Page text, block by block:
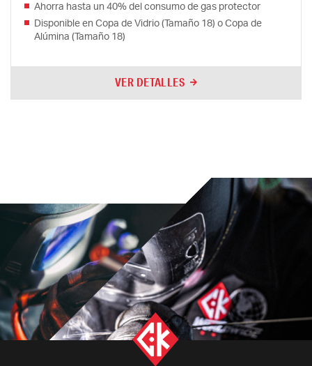
Ahorra hasta un 40% del consumo de gas protector
Disponible en Copa de Vidrio (Tamaño 18) o Copa de
Alúmina (Tamaño 18)
VER DETALLES